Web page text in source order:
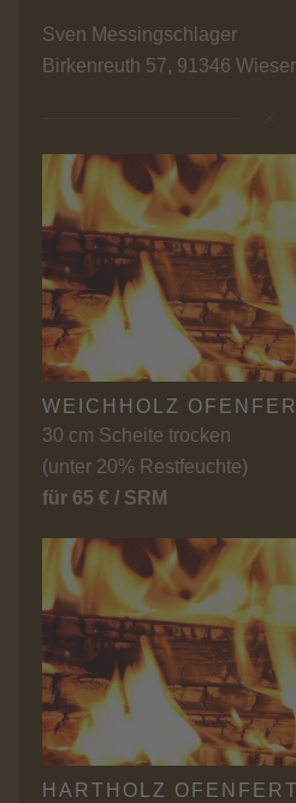
Sven Messingschlager
Birkenreuth 57, 91346
WEICHHOLZ
30 cm Scheite trocken
(unter 20% Restfeuchte)
für 65 € / SRM
HARTHOLZ